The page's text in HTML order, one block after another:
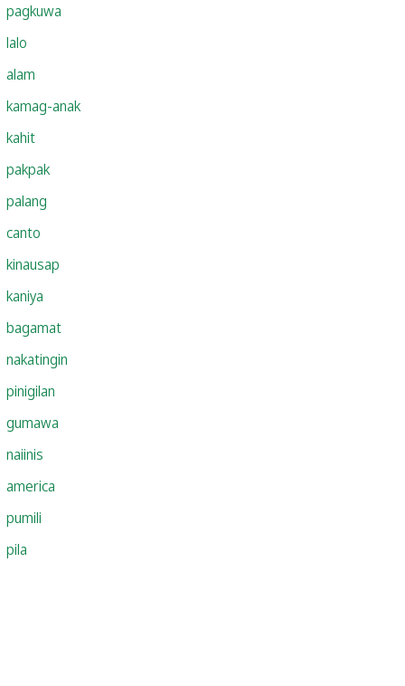
pagkuwa
lalo
alam
kamag-anak
kahit
pakpak
palang
canto
kinausap
kaniya
bagamat
nakatingin
pinigilan
gumawa
naiinis
america
pumili
pila